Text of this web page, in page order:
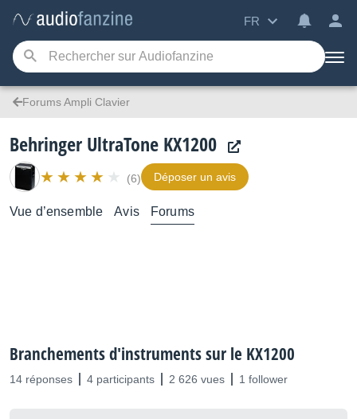
FR
Forums Ampli Clavier
Behringer UltraTone KX1200
(6) Déposer un avis
Vue d’ensemble Avis Forums
Branchements d'instruments sur le KX1200
14 réponses 4 participants 2 626 vues 1 follower